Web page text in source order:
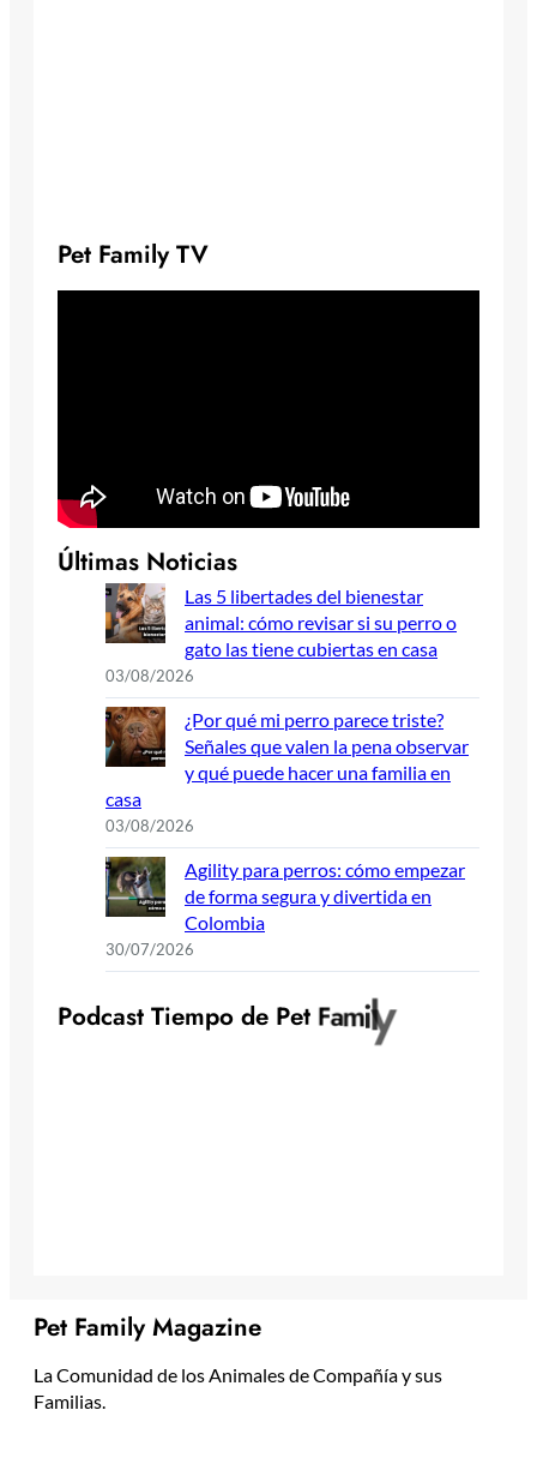
Pet Family TV
Últimas Noticias
Las 5 libertades del bienestar
animal: cómo revisar si su perro o
gato las tiene cubiertas en casa
03/08/2026
¿Por qué mi perro parece triste?
Señales que valen la pena observar
y qué puede hacer una familia en
casa
03/08/2026
Agility para perros: cómo empezar
de forma segura y divertida en
Colombia
30/07/2026
Podcast Tiempo de Pet Family
Pet Family Magazine
La Comunidad de los Animales de Compañía y sus
Familias.